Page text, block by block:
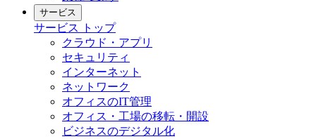
サービス
サービス
トップ
クラウド・アプリ
セキュリティ
インターネット
ネットワーク
オフィスのIT管理
オフィス・工場の移転・開設
ビジネスのデジタル化